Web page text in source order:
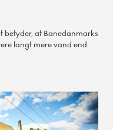
betyder, at Banedanmarks
langt mere vand end